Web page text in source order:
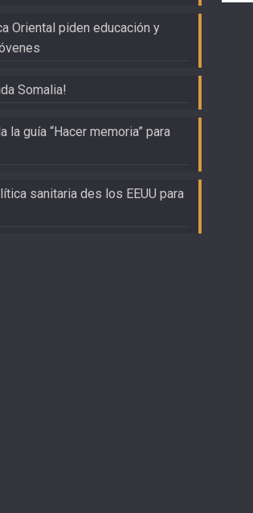
Oriental piden educación y
Somalia!
la guía “Hacer memoria” para
sanitaria des los EEUU para